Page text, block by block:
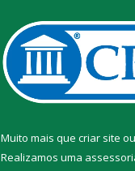
Muito mais que criar site ou
Realizamos uma